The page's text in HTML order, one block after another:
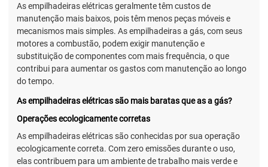
As empilhadeiras elétricas geralmente têm custos de
manutenção mais baixos, pois têm menos peças móveis e
mecanismos mais simples. As empilhadeiras a gás, com seus
motores a combustão, podem exigir manutenção e
substituição de componentes com mais frequência, o que
contribui para aumentar os gastos com manutenção ao longo
do tempo.
As empilhadeiras elétricas são mais baratas que as a gás?
Operações ecologicamente corretas
As empilhadeiras elétricas são conhecidas por sua operação
ecologicamente correta. Com zero emissões durante o uso,
elas contribuem para um ambiente de trabalho mais verde e